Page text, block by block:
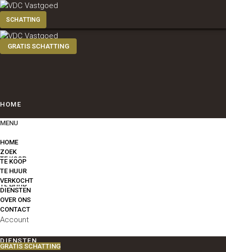
GRATIS SCHATTING
HOME
TE KOOP
TE HUUR
VERKOCHT
DIENSTEN
MENU
HOME
ZOEK
TE KOOP
TE HUUR
VERKOCHT
DIENSTEN
OVER ONS
CONTACT
Account
GRATIS SCHATTING